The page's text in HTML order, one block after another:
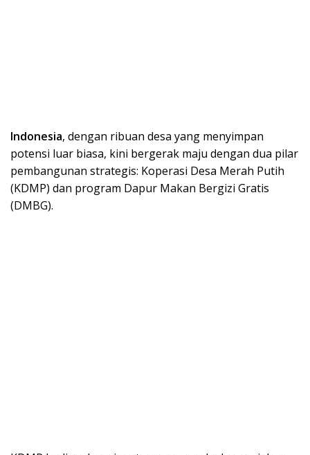
Indonesia, dengan ribuan desa yang menyimpan
potensi luar biasa, kini bergerak maju dengan dua pilar
pembangunan strategis: Koperasi Desa Merah Putih
(KDMP) dan program Dapur Makan Bergizi Gratis
(DMBG).